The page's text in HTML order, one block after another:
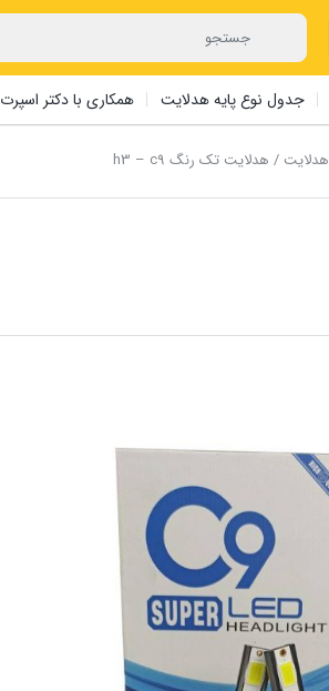
جدول نوع پایه هدلایت همکاری با دکتر اسپرت
هدلایت / هدلایت تک رنگ h3 – c9